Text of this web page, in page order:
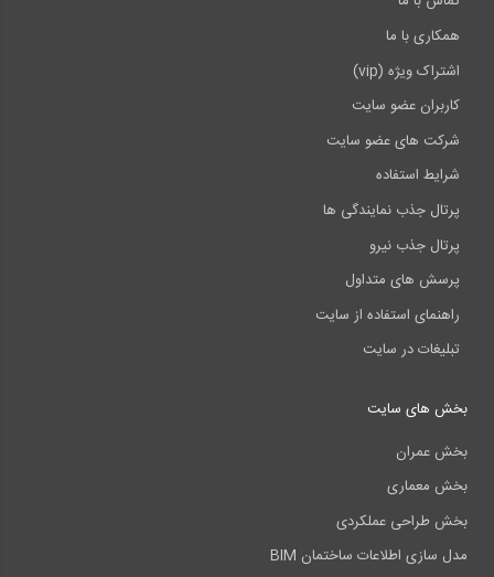
همکاری با ما
اشتراک ویژه (vip)
کاربران عضو سایت
شرکت های عضو سایت
شرایط استفاده
پرتال جذب نمایندگی ها
پرتال جذب نیرو
پرسش های متداول
راهنمای استفاده از سایت
تبلیغات در سایت
بخش های سایت
بخش عمران
بخش معماری
بخش طراحی عملکردی
مدل سازی اطلاعات ساختمان BIM